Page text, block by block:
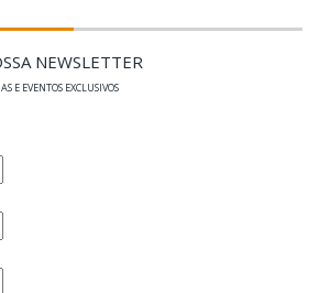
NEWSLETTER
E EVENTOS EXCLUSIVOS